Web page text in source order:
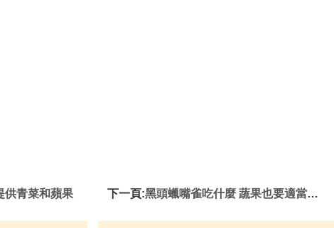
供青菜和蘋果 下一頁:黑頭蠟嘴雀吃什麼 蔬果也要適當喂食